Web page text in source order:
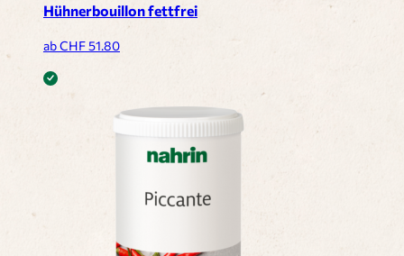
Hühnerbouillon fettfrei
ab CHF51.80